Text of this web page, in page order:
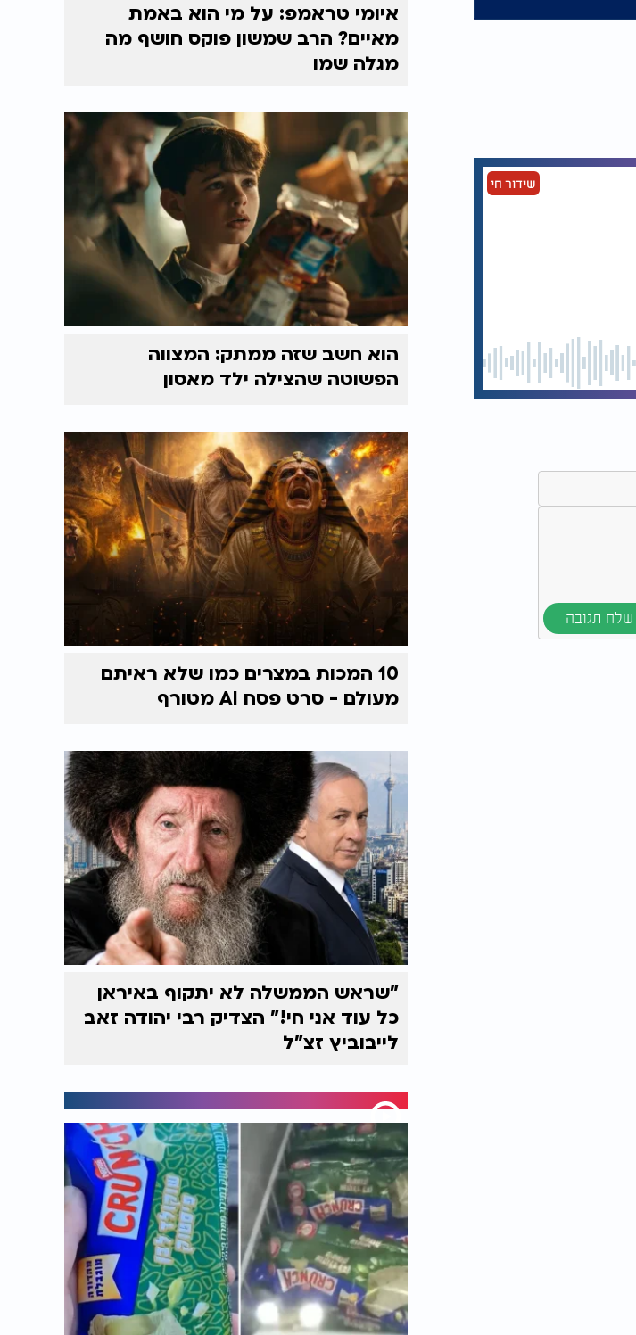
שידור חי
איומי טראמפ: על מי הוא באמת
מאיים? הרב שמשון פוקס חושף מה
מגלה שמו
הוא חשב שזה ממתק: המצווה
הפשוטה שהצילה ילד מאסון
10 המכות במצרים כמו שלא ראיתם
מעולם - סרט פסח AI מטורף
"שראש הממשלה לא יתקוף באיראן
כל עוד אני חי!" הצדיק רבי יהודה זאב
לייבוביץ זצ"ל